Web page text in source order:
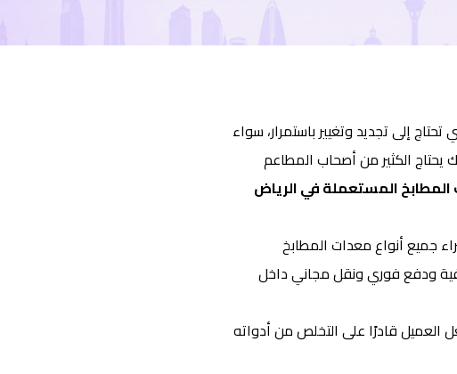
إلى تجديد وتغيير باستمرار، سواء
يحتاج الكثير من أصحاب المطاعم
المستعملة في الرياض
أنواع معدات المطابخ
ودفع فوري ونقل مجاني داخل
العميل قادرًا على التخلص من أدواته